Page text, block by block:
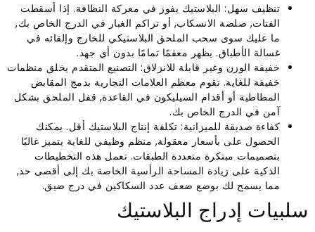
تنظيف سهل: البلاستيك يفوز في معركة النظافة. إذا أسقطت
الفتات, صلصة الانسكاب, أو تراكم الغبار في الدرج الخاص بك,
ما عليك سوى سحب الملحق البلاستيكي للخارج وإلقائه في
غسالة الأطباق. يظهر معقمًا تمامًا بدون أي جهد.
خفيفة الوزن وغير قابلة للانزلاق: التصنيع المتقدم يخلق منظمات
خفيفة للغاية. تقوم معظم العلامات التجارية بدمج المقابض
المطاطية أو أقدام السيليكون في القاعدة, قفل الملحق بشكل
آمن في الدرج الخاص بك.
كفاءة صديقة للميزانية: تكلفة إنتاج البلاستيك أقل. يمكنك
الحصول على بأسعار معقولة, منظم وظيفي للغاية يتميز غالبًا
بتصميمات مبتكرة متعددة الطبقات. تعمل هذه التخطيطات
الذكية على زيادة المساحة الرأسية الخاصة بك إلى أقصى حد,
مما يسمح لك بوضع ضعف عدد السكاكين في درج ضيق.
سلبيات إدراج البلاستيك